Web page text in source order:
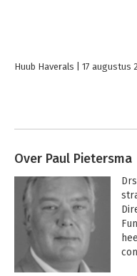
Huub Haverals 17 augustus
Over Paul Pietersma